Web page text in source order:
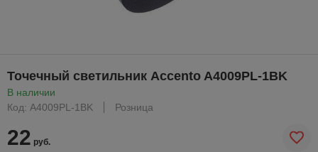
Точечный светильник Accento A4009PL-1BK
В наличии
Код: A4009PL-1BK
Розница
22 руб.